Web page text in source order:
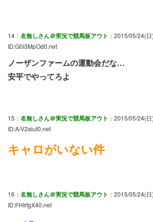
14： 名無しさん＠実況で競馬板アウト ：2015/05/24(
ID:G0I3MpOd0.net
ノーザンファームの運動会だな…
安平でやってろよ
15： 名無しさん＠実況で競馬板アウト ：2015/05/24(
ID:A/V2aiut0.net
キャロがいない件
16： 名無しさん＠実況で競馬板アウト ：2015/05/24(
ID:FHIrfgX40.net